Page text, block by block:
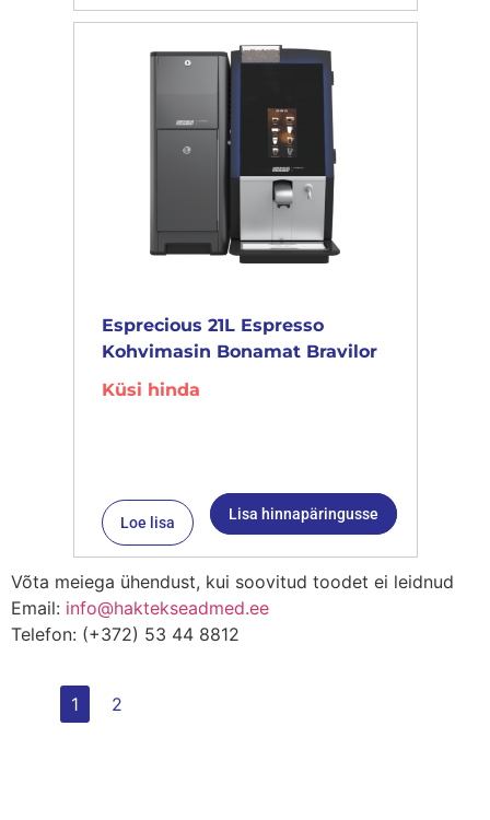
Esprecious 21L Espresso
Kohvimasin Bonamat Bravilor
Küsi hinda
Loe lisa Lisa hinnapäringusse
Võta meiega ühendust, kui soovitud toodet ei leidnud
Email: info@haktekseadmed.ee
Telefon: (+372) 53 44 8812
1 2